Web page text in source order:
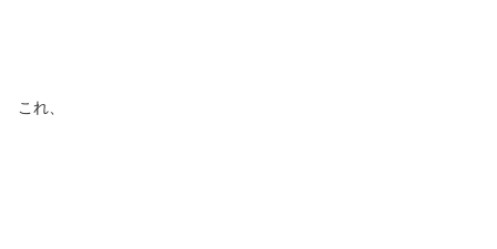
これ、